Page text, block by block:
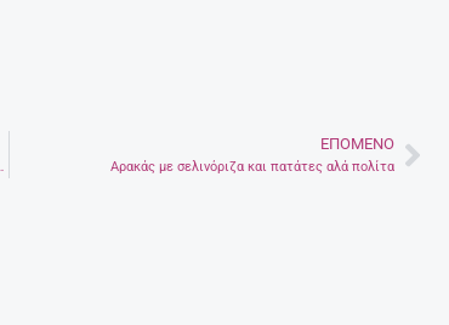
μπάνιου μας και γιατί
ΕΠΌΜΕΝΟ
Aρακάς με σελινόριζα και πατάτες αλά πολίταNext